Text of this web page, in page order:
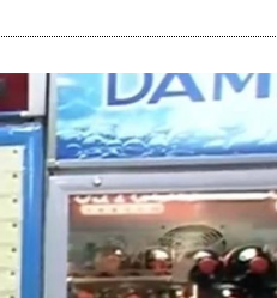
n
c
e